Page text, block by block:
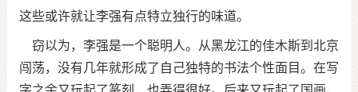
这些或许就让李强有点特立独行的味道。
窃以为，李强是一个聪明人。从黑龙江的佳木斯到北京
闯荡，没有几年就形成了自己独特的书法个性面目。在写